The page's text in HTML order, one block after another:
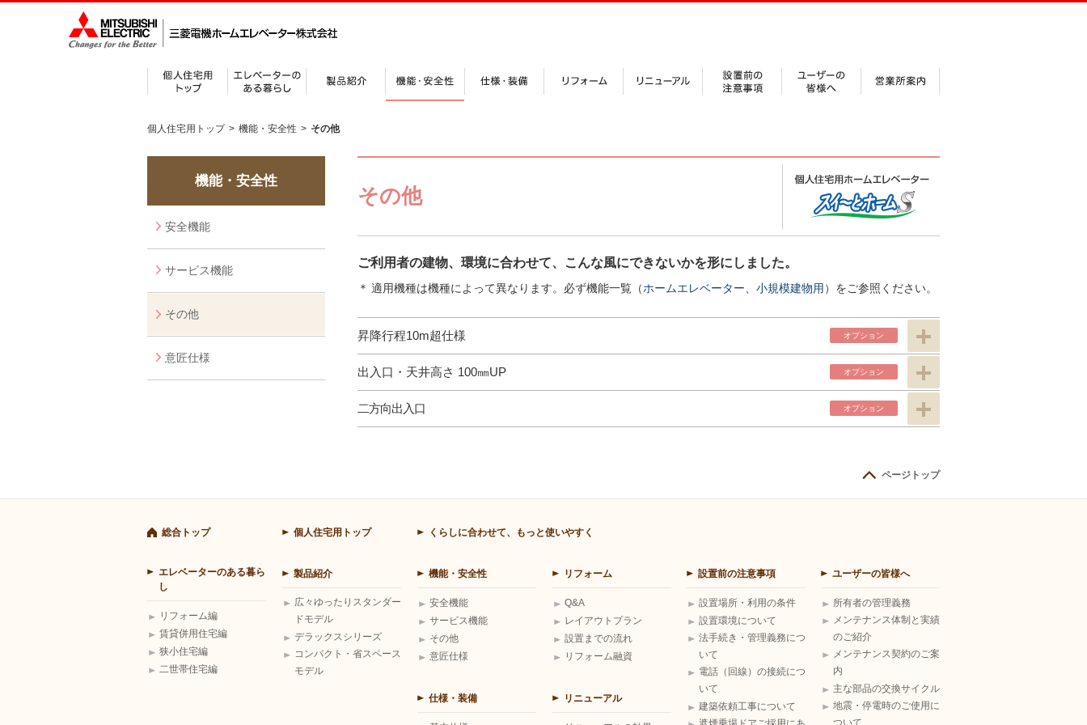
個人住宅用トップ > 機能・安全性 > その他
機能・安全性
安全機能
サービス機能
その他
意匠仕様
その他
ご利用者の建物、環境に合わせて、こんな風にできないかを形にしました。
＊ 適用機種は機種によって異なります。必ず機能一覧（ホームエレベーター 小規模建物用）をご参照ください。
昇降行程10m超仕様 オプション
出入口・天井高さ 100㎜UP オプション
二方向出入口 オプション
ページトップ
総合トップ
エレベーターのある暮ら
し
リフォーム編
賃貸併用住宅編
狭小住宅編
二世帯住宅編
個人住宅用トップ
製品紹介
広々ゆったりスタンダー
ドモデル
デラックスシリーズ
コンパクト・省スペース
モデル
くらしに合わせて、もっと使いやすく
機能・安全性
安全機能
サービス機能
その他
意匠仕様
仕様・装備
リフォーム
Q&A
レイアウトプラン
設置までの流れ
リフォーム融資
リニューアル
設置前の注意事項
設置場所・利用の条件
設置環境について
法手続き・管理義務につ
いて
電話（回線）の接続につ
いて
建築依頼工事について
ユーザーの皆様へ
所有者の管理義務
メンテナンス体制と実績
のご紹介
メンテナンス契約のご案
内
主な部品の交換サイクル
地震・停電時のご使用に
ついて